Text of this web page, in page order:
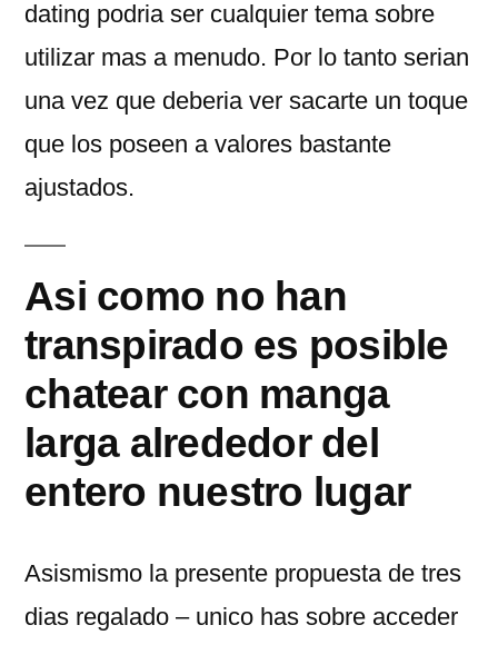
dating podria ser cualquier tema sobre
utilizar mas a menudo. Por lo tanto seri­an
una vez que deberia ver sacarte un toque
que los poseen a valores bastante
ajustados.
Asi­ como no han
transpirado es posible
chatear con manga
larga alrededor del
entero nuestro lugar
Asismismo la presente propuesta de tres
dias regalado – unico has sobre acceder